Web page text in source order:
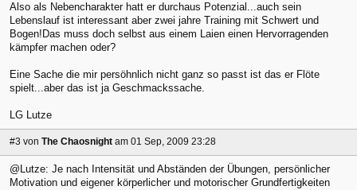
Also als Nebencharakter hatt er durchaus Potenzial...auch sein
Lebenslauf ist interessant aber zwei jahre Training mit Schwert und
Bogen!Das muss doch selbst aus einem Laien einen Hervorragenden
kämpfer machen oder?
Eine Sache die mir persöhnlich nicht ganz so passt ist das er Flöte
spielt...aber das ist ja Geschmackssache.
LG Lutze
#3 von The Chaosnight am 01 Sep, 2009 23:28
@Lutze: Je nach Intensität und Abständen der Übungen, persönlicher
Motivation und eigener körperlicher und motorischer Grundfertigkeiten